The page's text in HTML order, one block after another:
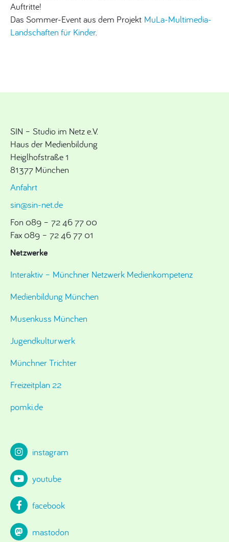
Auftritte!
Das Sommer-Event aus dem Projekt MuLa-Multimedia-
Landschaften für Kinder.
SIN – Studio im Netz e.V.
Haus der Medienbildung
Heiglhofstraße 1
81377 München
Anfahrt
sin@sin-net.de
Fon 089 – 72 46 77 00
Fax 089 – 72 46 77 01
Netzwerke
Interaktiv – Münchner Netzwerk Medienkompetenz
Medienbildung München
Musenkuss München
Jugendkulturwerk
Münchner Trichter
Freizeitplan 22
pomki.de
instagram
youtube
facebook
mastodon